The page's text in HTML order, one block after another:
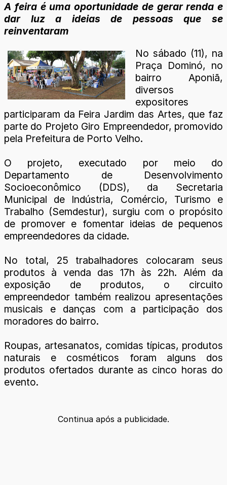
A feira é uma oportunidade de gerar renda e
dar luz a ideias de pessoas que se
reinventaram
No sábado (11), na
Praça Dominó, no
bairro Aponiã,
diversos
expositores
participaram da Feira Jardim das Artes, que faz
parte do Projeto Giro Empreendedor, promovido
pela Prefeitura de Porto Velho.
O projeto, executado por meio do
Departamento de Desenvolvimento
Socioeconômico (DDS), da Secretaria
Municipal de Indústria, Comércio, Turismo e
Trabalho (Semdestur), surgiu com o propósito
de promover e fomentar ideias de pequenos
empreendedores da cidade.
No total, 25 trabalhadores colocaram seus
produtos à venda das 17h às 22h. Além da
exposição de produtos, o circuito
empreendedor também realizou apresentações
musicais e danças com a participação dos
moradores do bairro.
Roupas, artesanatos, comidas típicas, produtos
naturais e cosméticos foram alguns dos
produtos ofertados durante as cinco horas do
evento.
Continua após a publicidade.